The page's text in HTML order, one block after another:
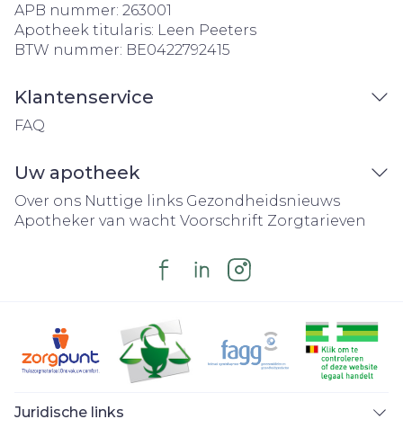
APB nummer: 263001
Apotheek titularis: Leen Peeters
BTW nummer: BE0422792415
Klantenservice
FAQ
Uw apotheek
Over ons Nuttige links Gezondheidsnieuws
Apotheker van wacht Voorschrift Zorgtarieven
Juridische links